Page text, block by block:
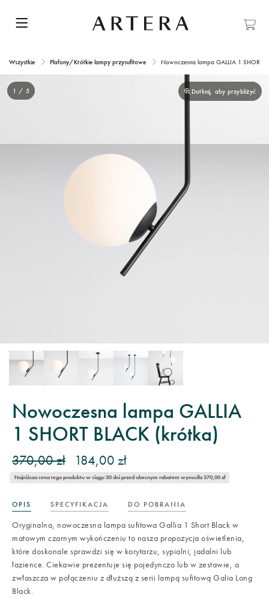
Wszystkie Plafony/Krótkie lampy przysufitowe Nowoczesna lampa GALLIA 1 SHORT
Dotknij, aby przybliżyć
1 / 5
Nowoczesna lampa GALLIA
1 SHORT BLACK (krótka)
370,00 zł 184,00 zł
Najniższa cena tego produktu w ciągu 30 dni przed obecnym rabatem wynosiła 370,00 zł
OPIS SPECYFIKACJA DO POBRANIA
Oryginalna, nowoczesna lampa sufitowa Gallia 1 Short Black w
matowym czarnym wykończeniu to nasza propozycja oświetlenia,
które doskonale sprawdzi się w korytarzu, sypialni, jadalni lub
łazience. Ciekawie prezentuje się pojedynczo lub w zestawie, a
zwłaszcza w połączeniu z dłuższą z serii lampą sufitową Galia Long
Black.